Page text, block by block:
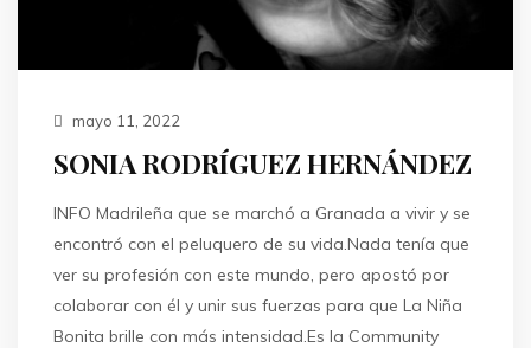
mayo 11, 2022
SONIA RODRÍGUEZ HERNÁNDEZ
INFO Madrileña que se marchó a Granada a vivir y se
encontró con el peluquero de su vida.Nada tenía que
ver su profesión con este mundo, pero apostó por
colaborar con él y unir sus fuerzas para que La Niña
Bonita brille con más intensidad.Es la Community